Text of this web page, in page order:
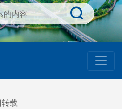
载